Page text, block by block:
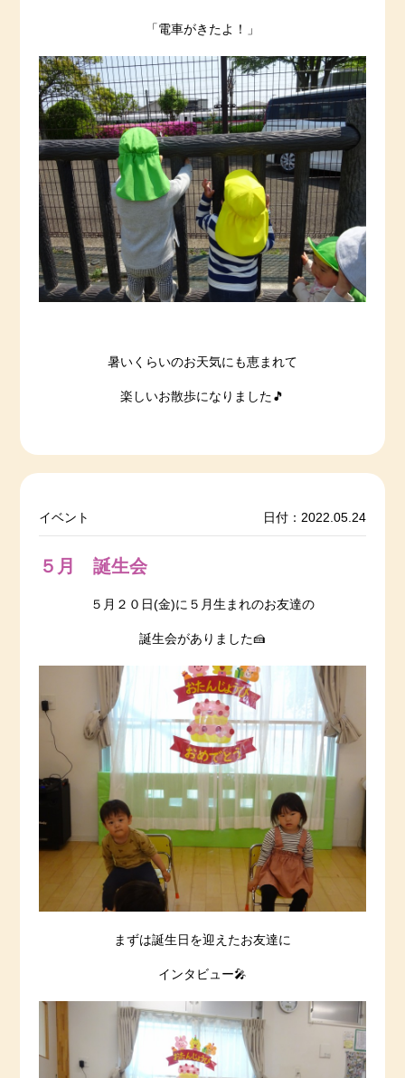
「電車がきたよ！」
暑いくらいのお天気にも恵まれて
楽しいお散歩になりました🎵
イベント 日付：2022.05.24
５月 誕生会
５月２０日(金)に５月生まれのお友達の
誕生会がありました🍰
まずは誕生日を迎えたお友達に
インタビュー🎤